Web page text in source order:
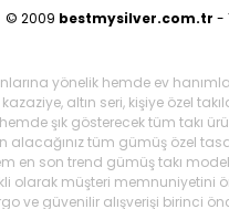
© 2009 bestmysilver.com.tr -
yönelik hemde ev
altın seri, kişiye özel
şık gösterecek tüm takı
alacağınız tüm gümüş özel
en son trend gümüş takı
olarak müşteri memnuniyetini
ve güvenilir alışverişi birinci